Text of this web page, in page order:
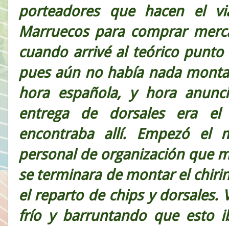
porteadores que hacen el
Marruecos para comprar
cuando arrivé al teórico
pues aún no había nada
hora española, y hora
entrega de dorsales era
encontraba allí. Empezó el
personal de organización que
se terminara de montar el
el reparto de chips y dorsales.
frío y barruntando que esto